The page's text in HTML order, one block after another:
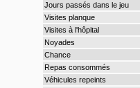
Jours passés dans le jeu
Visites planque
Visites à l'hôpital
Noyades
Chance
Repas consommés
Véhicules repeints